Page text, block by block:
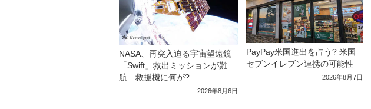
NASA、再突入迫る宇宙望遠鏡
「Swift」救出ミッションが難
航 救援機に何が?
2026年8月6日
PayPay米国進出を占う? 米国
セブンイレブン連携の可能性
2026年8月7日